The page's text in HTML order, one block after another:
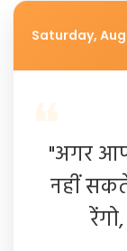
Saturday,
"अगर
नहीं